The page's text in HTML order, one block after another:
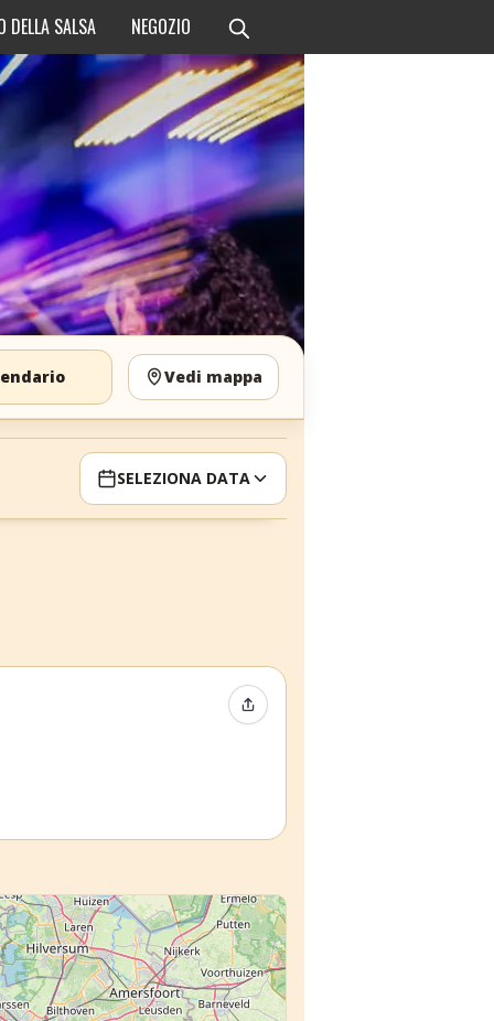
DELLA SALSA NEGOZIO
Vedi mappa
SELEZIONA DATA
Condividi evento